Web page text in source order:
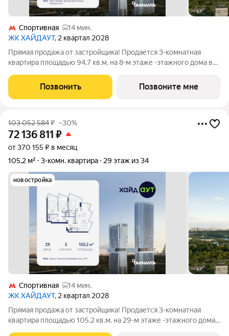
Спортивная
14 мин.
ЖК ХАЙДАУТ, 2 квартал 2028
Прямая продажа от застройщика! Продается 3-комнатная
квартира площадью 94.7 кв.м. на 8-м этаже -этажного дома в
Победы, Долина реки Сетунь, МГУ, Москва-Сити, Воробьевы
горы. Высота потолков 3,25 м.
Позвонить Позвоните мне
103 052 584₽ –30%
72 136 811 ₽
от 370 155 ₽ в месяц
105,2 м²
3-комн. квартира 29 этаж из 34
новостройка
Спортивная
14 мин.
ЖК ХАЙДАУТ, 2 квартал 2028
Прямая продажа от застройщика! Продается 3-комнатная
квартира площадью 105.2 кв.м. на 29-м этаже -этажного дома в